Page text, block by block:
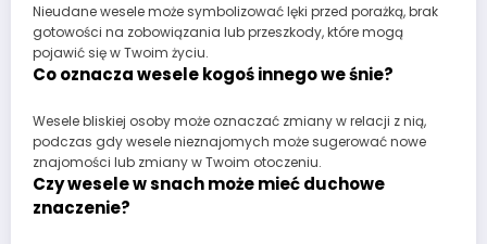
Nieudane wesele może symbolizować lęki przed porażką, brak
gotowości na zobowiązania lub przeszkody, które mogą
pojawić się w Twoim życiu.
Co oznacza wesele kogoś innego we śnie?
Wesele bliskiej osoby może oznaczać zmiany w relacji z nią,
podczas gdy wesele nieznajomych może sugerować nowe
znajomości lub zmiany w Twoim otoczeniu.
Czy wesele w snach może mieć duchowe
znaczenie?